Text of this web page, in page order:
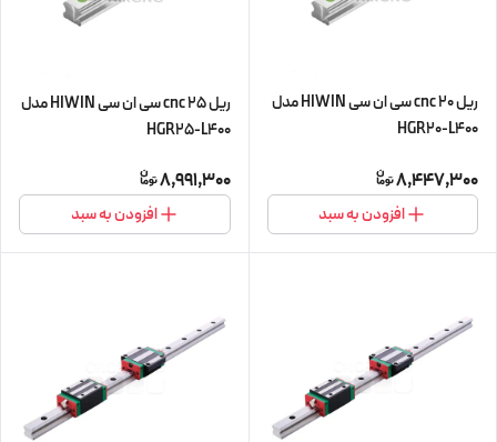
ریل 20 cnc سی ان سی HIWIN مدل
HGR20-L400
8,447,300
افزودن به سبد
ریل 25 cnc سی ان سی HIWIN مدل
HGR25-L400
8,991,300
افزودن به سبد